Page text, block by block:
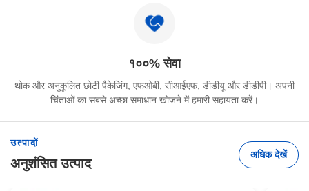
१००% सेवा
थोक और अनुकूलित छोटी पैकेजिंग, एफओबी, सीआईएफ, डीडीयू और डीडीपी। अपनी
चिंताओं का सबसे अच्छा समाधान खोजने में हमारी सहायता करें।
उत्पादों
अनुशंसित उत्पाद
अधिक देखें